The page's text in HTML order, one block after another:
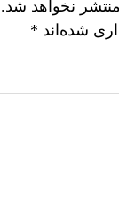
نخواهد شد.
شده‌اند *